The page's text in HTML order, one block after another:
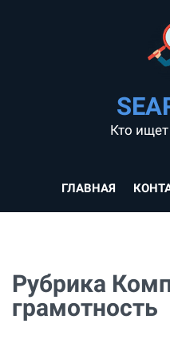
Кто ищет
ГЛАВНАЯ
Рубрика
грамотность